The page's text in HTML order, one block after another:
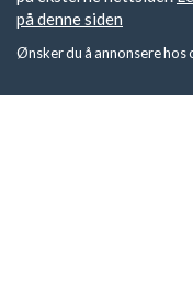
på denne siden
Ønsker du å annonsere hos